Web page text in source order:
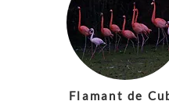
Flamant de